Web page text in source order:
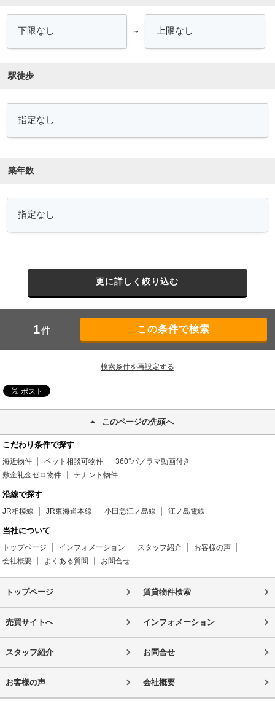
～
駅徒歩
築年数
更に詳しく絞り込む
1件
検索条件を再設定する
このページの先頭へ
こだわり条件で探す
海近物件 ペット相談可物件
360°パノラマ動画付き
敷金礼金ゼロ物件
テナント物件
沿線で探す
JR相模線 JR東海道本線 小田急江ノ島線 江ノ島電鉄
当社について
トップページ インフォメーション スタッフ紹介
お客様の声
会社概要
よくある質問 お問合せ
トップページ 賃貸物件検索
売買サイトへ インフォメーション
スタッフ紹介 お問合せ
お客様の声 会社概要